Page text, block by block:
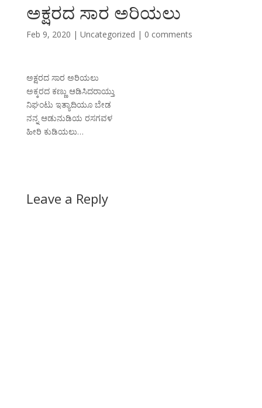
ಅಕ್ಷರದ ಸಾರ ಅರಿಯಲು
Feb 9, 2020 | Uncategorized | 0 comments
ಅಕ್ಷರದ ಸಾರ ಅರಿಯಲು
ಅಕ್ಕರದ ಕಣ್ಣು ಆಡಿಸಿದರಾಯ್ತು
ನಿಘಂಟು ಇತ್ಯಾದಿಯೂ ಬೇಡ
ನನ್ನ ಆಡುನುಡಿಯ ರಸಗವಳ
ಹೀರಿ ಕುಡಿಯಲು…
Leave a Reply